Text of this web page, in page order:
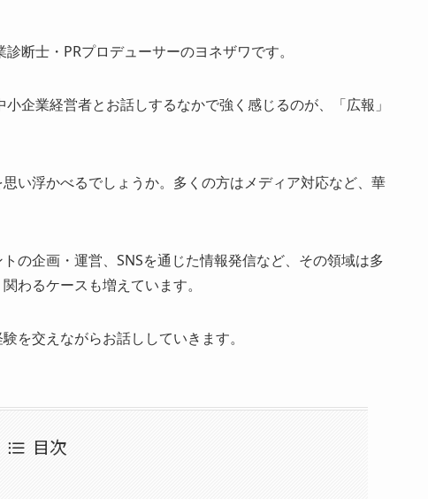
断士・PRプロデューサーのヨネザワです。
企業経営者とお話しするなかで強く感じるのが、「広報」
い浮かべるでしょうか。多くの方はメディア対応など、華
の企画・運営、SNSを通じた情報発信など、その領域は多
わるケースも増えています。
を交えながらお話ししていきます。
目次